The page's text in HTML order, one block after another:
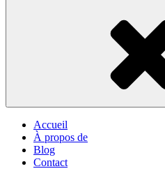
Accueil
À propos de
Blog
Contact